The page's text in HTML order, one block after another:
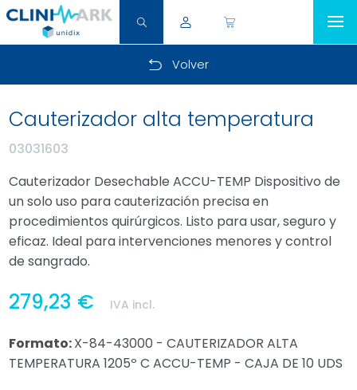
Volver
Cauterizador alta temperatura
03031603
Cauterizador Desechable ACCU-TEMP Dispositivo de
un solo uso para cauterización precisa en
procedimientos quirúrgicos. Listo para usar, seguro y
eficaz. Ideal para intervenciones menores y control
de sangrado.
279,23 € IVA incl.
Formato:X-84-43000 - CAUTERIZADOR ALTA
TEMPERATURA 1205º C ACCU-TEMP - CAJA DE 10 UDS